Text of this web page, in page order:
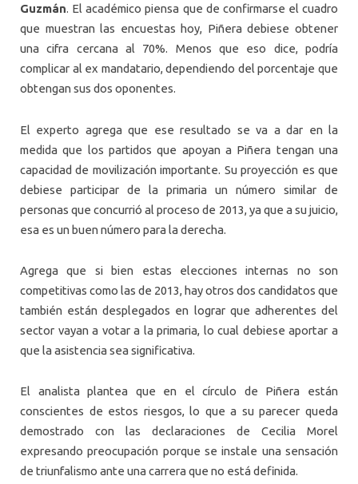
Guzmán. El académico piensa que de confirmarse el cuadro
que muestran las encuestas hoy, Piñera debiese obtener
una cifra cercana al 70%. Menos que eso dice, podría
complicar al ex mandatario, dependiendo del porcentaje que
obtengan sus dos oponentes.
El experto agrega que ese resultado se va a dar en la
medida que los partidos que apoyan a Piñera tengan una
capacidad de movilización importante. Su proyección es que
debiese participar de la primaria un número similar de
personas que concurrió al proceso de 2013, ya que a su juicio,
esa es un buen número para la derecha.
Agrega que si bien estas elecciones internas no son
competitivas como las de 2013, hay otros dos candidatos que
también están desplegados en lograr que adherentes del
sector vayan a votar a la primaria, lo cual debiese aportar a
que la asistencia sea significativa.
El analista plantea que en el círculo de Piñera están
conscientes de estos riesgos, lo que a su parecer queda
demostrado con las declaraciones de Cecilia Morel
expresando preocupación porque se instale una sensación
de triunfalismo ante una carrera que no está definida.